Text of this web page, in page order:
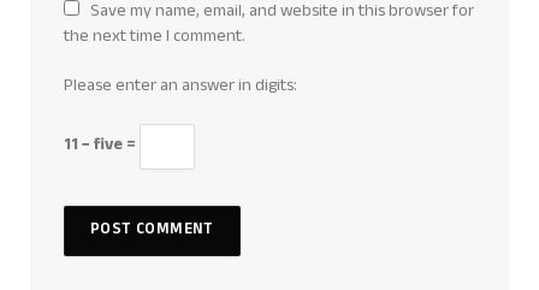
Save my name, email, and website in this browser for
the next time I comment.
Please enter an answer in digits:
11 − five =